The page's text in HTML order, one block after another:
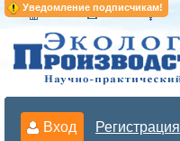
Уведомление подписчикам!
Вход Регистрация